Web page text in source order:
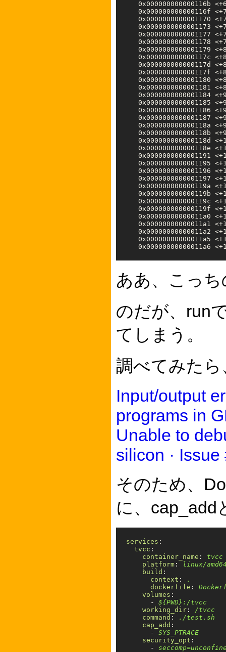
0x000000000000116b
0x000000000000116f
0x0000000000001170
0x0000000000001173
0x0000000000001177
0x0000000000001178
0x0000000000001179
0x000000000000117c
0x000000000000117d
0x000000000000117f
0x0000000000001180
0x0000000000001181
0x0000000000001184
0x0000000000001185
0x0000000000001186
0x0000000000001187
0x000000000000118a
0x000000000000118b
0x000000000000118d
0x000000000000118e
0x0000000000001191
0x0000000000001195
0x0000000000001196
0x0000000000001197
0x000000000000119a
0x000000000000119b
0x000000000000119c
0x000000000000119f
0x00000000000011a0
0x00000000000011a1
0x00000000000011a2
0x00000000000011a5
ああ、こっ
のだが、run
てしまう。
調べてみた
Input/output
programs in
Unable to
silicon ·
そのため、
に、cap_add
services :
tvcc :
container_name :
tvcc
platform :
linux/
build :
context :
.
dockerfile :
volumes :
-
${PWD}:/tvcc
working_dir :
/tvcc
command :
./test.sh
cap_add :
-
SYS_PTRACE
security_opt :
-